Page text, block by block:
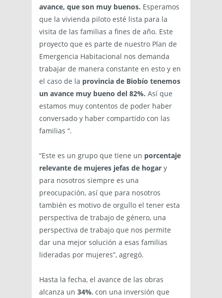
avance, que son muy buenos. Esperamos
que la vivienda piloto esté lista para la
visita de las familias a fines de año. Este
proyecto que es parte de nuestro Plan de
Emergencia Habitacional nos demanda
trabajar de manera constante en esto y en
el caso de la provincia de Biobío tenemos
un avance muy bueno del 82%. Así que
estamos muy contentos de poder haber
conversado y haber compartido con las
familias “.
“Este es un grupo que tiene un porcentaje
relevante de mujeres jefas de hogar y
para nosotros siempre es una
preocupación, así que para nosotros
también es motivo de orgullo el tener esta
perspectiva de trabajo de género, una
perspectiva de trabajo que nos permite
dar una mejor solución a esas familias
lideradas por mujeres”, agregó.
Hasta la fecha, el avance de las obras
alcanza un 34%, con una inversión que